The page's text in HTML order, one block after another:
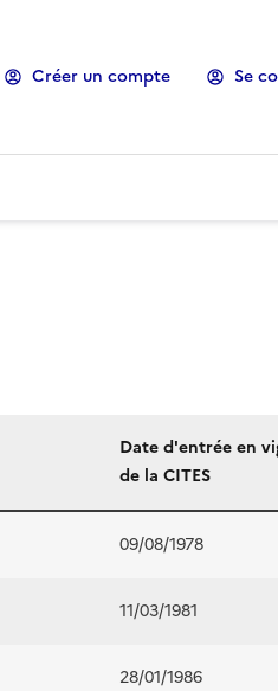
Créer un compte Se
Date d'entrée en
de la CITES
09/08/1978
11/03/1981
28/01/1986